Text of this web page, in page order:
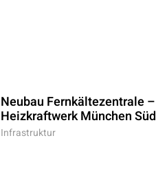
Neubau Fernkältezentrale –
Heizkraftwerk München Süd
Infrastruktur